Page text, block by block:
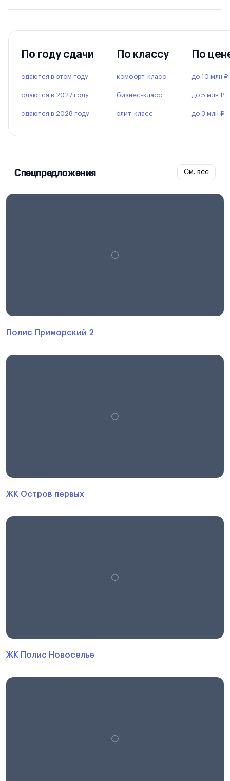
По году сдачи
сдаются в этом году
сдаются в 2027 году
сдаются в 2028 году
По классу
комфорт-класс
бизнес-класс
элит-класс
По
до 10 млн ₽
до 5 млн ₽
до 3 млн ₽
Спецпредложения См. все
Полис Приморский 2
ЖК Остров первых
ЖК Полис Новоселье